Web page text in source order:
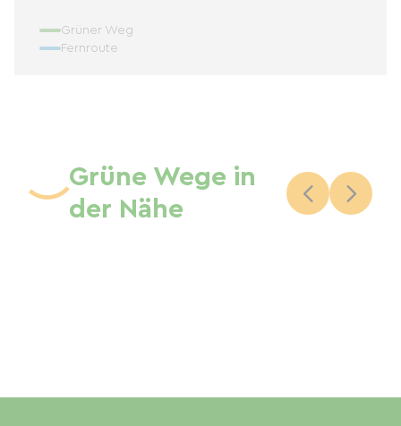
Grüner Weg
Fernroute
Grüne Wege in
der Nähe